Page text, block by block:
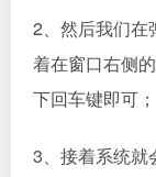
2、然后我们在
着在窗口右侧
下回车键即可；
3、接着系统就